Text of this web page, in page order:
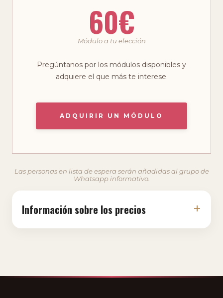
60€
Módulo a tu elección
Pregúntanos por los módulos disponibles y
adquiere el que más te interese.
ADQUIRIR UN MÓDULO
Las personas en lista de espera serán añadidas al grupo de
Whatsapp informativo.
Información sobre los precios +